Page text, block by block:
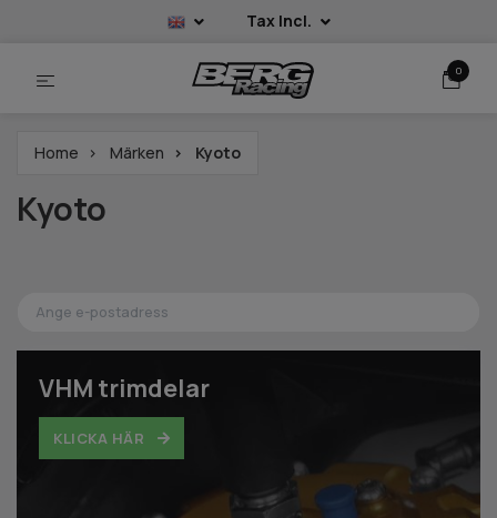
Tax Incl.
0
VHM trimdelar
KLICKA HÄR
Home Märken Kyoto
Kyoto